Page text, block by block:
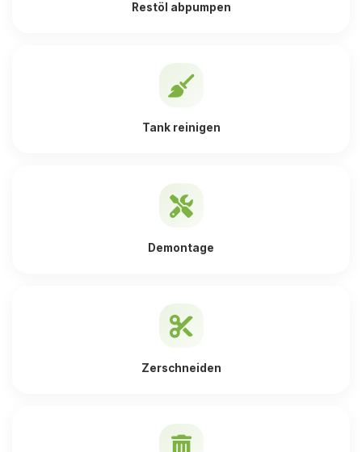
Restöl abpumpen
Tank reinigen
Demontage
Zerschneiden